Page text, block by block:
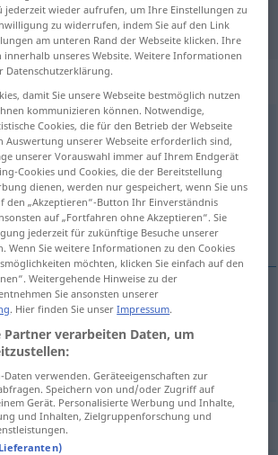
Übersetzungen
Übersetzung anklicken/antippen)
für "zurückgezogen"
jederzeit wieder aufrufen, um Ihre Einstellungen zu
zu widerrufen, indem Sie auf den Link
am unteren Rand der Webseite klicken. Ihre
innerhalb unseres Website. Weitere Informationen
Datenschutzerklärung.
damit Sie unsere Webseite bestmöglich nutzen
kommunizieren können. Notwendige,
Cookies, die für den Betrieb der Webseite
Auswertung unserer Webseite erforderlich sind,
unserer Vorauswahl immer auf Ihrem Endgerät
Cookies und Cookies, die der Bereitstellung
dienen, werden nur gespeichert, wenn Sie uns
den „Akzeptieren“-Button Ihr Einverständnis
auf „Fortfahren ohne Akzeptieren“. Sie
jederzeit für zukünftige Besuche unserer
Wenn Sie weitere Informationen zu den Cookies
möchten, klicken Sie einfach auf den
Weitergehende Hinweise zu der
Sie ansonsten unserer
. Hier finden Sie unserImpressum.
Partner verarbeiten Daten, um
Daten verwenden. Geräteeigenschaften zur
Speichern von und/oder Zugriff auf
Gerät. Personalisierte Werbung und Inhalte,
und Inhalten, Zielgruppenforschung und